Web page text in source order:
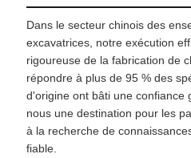
Dans le secteur chinois des
excavatrices, notre exécution
rigoureuse de la fabrication de
répondre à plus de 95 % des
d'origine ont bâti une confiance
nous une destination pour les
à la recherche de
fiable.